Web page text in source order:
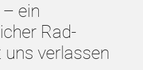
ein
Rad-
verlassen